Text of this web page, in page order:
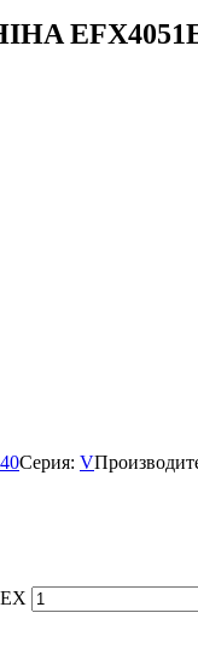
Серия: V